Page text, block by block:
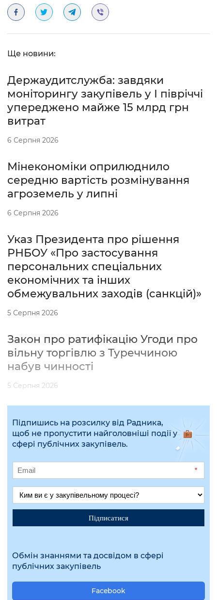
Ще новини:
Держаудитслужба: завдяки
моніторингу закупівель у І півріччі
упереджено майже 15 млрд грн
витрат
6 Серпня 2026
Мінекономіки оприлюднило
середню вартість розмінування
агроземель у липні
6 Серпня 2026
Указ Президента про рішення
РНБОУ «Про застосування
персональних спеціальних
економічних та інших
обмежувальних заходів (санкцій)»
5 Серпня 2026
Закон про ратифікацію Угоди про
вільну торгівлю з Туреччиною
набув чинності
5 Серпня 2026
Підпишись на розсилку від Радника,
щоб не пропустити найголовніші події у
сфері публічних закупівель.
*
Підписатися
Обмін знаннями та досвідом в сфері
публічних закупівель
Facebook